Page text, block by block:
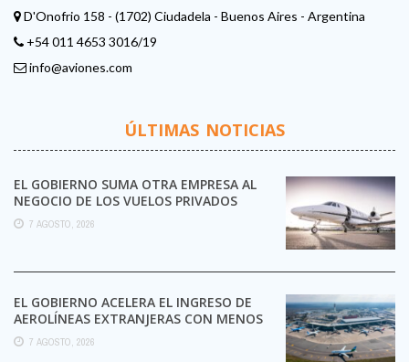
D'Onofrio 158 - (1702) Ciudadela - Buenos Aires - Argentina
+54 011 4653 3016/19
info@aviones.com
ÚLTIMAS NOTICIAS
EL GOBIERNO SUMA OTRA EMPRESA AL
NEGOCIO DE LOS VUELOS PRIVADOS
7 AGOSTO, 2026
EL GOBIERNO ACELERA EL INGRESO DE
AEROLÍNEAS EXTRANJERAS CON MENOS
TRÁMITES
7 AGOSTO, 2026